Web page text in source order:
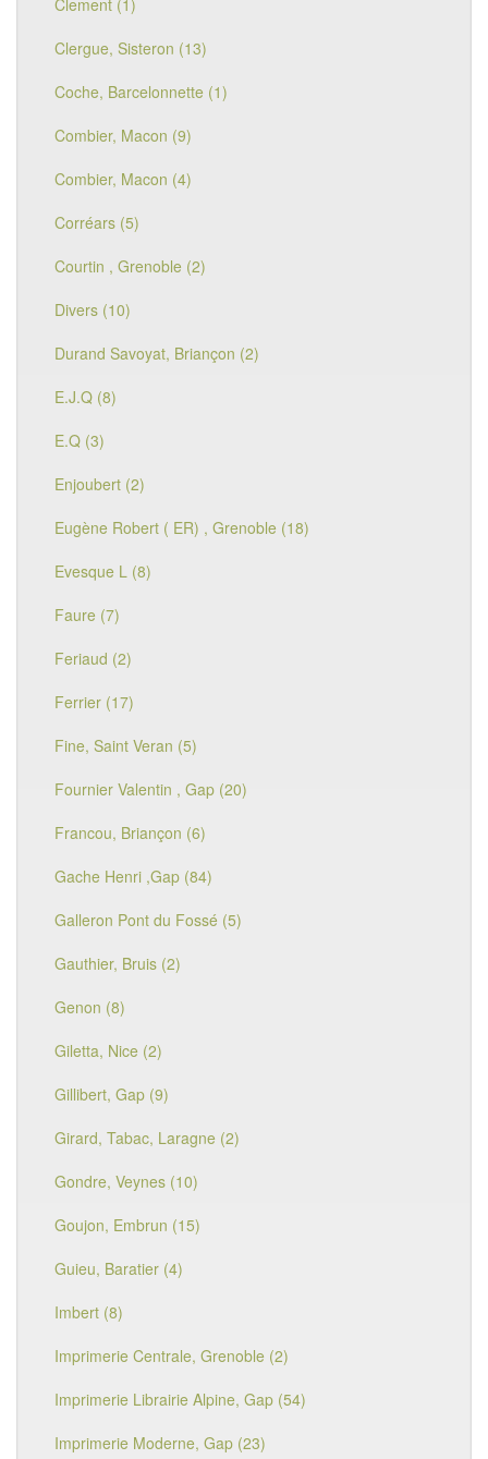
Clement (1)
Clergue, Sisteron (13)
Coche, Barcelonnette (1)
Combier, Macon (9)
Combier, Macon (4)
Corréars (5)
Courtin , Grenoble (2)
Divers (10)
Durand Savoyat, Briançon (2)
E.J.Q (8)
E.Q (3)
Enjoubert (2)
Eugène Robert ( ER) , Grenoble (18)
Evesque L (8)
Faure (7)
Feriaud (2)
Ferrier (17)
Fine, Saint Veran (5)
Fournier Valentin , Gap (20)
Francou, Briançon (6)
Gache Henri ,Gap (84)
Galleron Pont du Fossé (5)
Gauthier, Bruis (2)
Genon (8)
Giletta, Nice (2)
Gillibert, Gap (9)
Girard, Tabac, Laragne (2)
Gondre, Veynes (10)
Goujon, Embrun (15)
Guieu, Baratier (4)
Imbert (8)
Imprimerie Centrale, Grenoble (2)
Imprimerie Librairie Alpine, Gap (54)
Imprimerie Moderne, Gap (23)